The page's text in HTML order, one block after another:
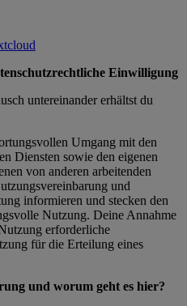
Einwilligung
untereinander erhältst du
Umgang mit den
Diensten sowie den eigenen
von anderen arbeitenden
und
informieren und stecken den
Nutzung. Deine Annahme
erforderliche
für die Erteilung eines
und worum geht es hier?